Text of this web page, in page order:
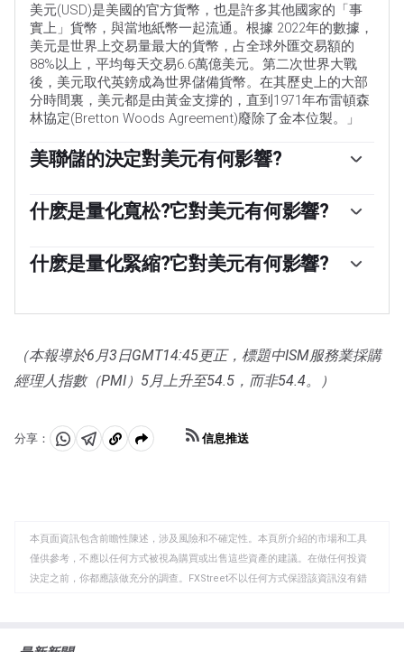
美元(USD)是美國的官方貨幣，也是許多其他國家的「事
實上」貨幣，與當地紙幣一起流通。根據 2022年的數據，
美元是世界上交易量最大的貨幣，占全球外匯交易額的
88%以上，平均每天交易6.6萬億美元。第二次世界大戰
後，美元取代英鎊成為世界儲備貨幣。在其歷史上的大部
分時間裏，美元都是由黃金支撐的，直到1971年布雷頓森
林協定(Bretton Woods Agreement)廢除了金本位製。」
美聯儲的決定對美元有何影響?
美聯儲(Fed)決定的。美聯儲有兩項任務:實現物價穩定(控
製通脹)和促進充分就業。它實現這兩個目標的主要工具是
目標時，美聯儲將加息，這有助於美元升值。當通貨膨脹
率低於2%或失業率過高時，美聯儲可能會降低利率，這將
什麽是量化寬松?它對美元有何影響?
政策。量化寬松是美聯儲在陷入困境的金融體系中大幅增
加信貸流動的過程。這是一種非標準的政策措施，用於信
憂)。當僅僅降低利率不太可能達到必要的效果時，這是最
縮的首選武器。它涉及到美聯儲印刷更多的美元，並用這
些美元主要從金融機構購買美國政府債券。量化寬松通常
會導致美元走軟。」
什麽是量化緊縮?它對美元有何影響?
構購買債券，不再將其持有的到期債券的本金再投資於新
（本報導於6月3日GMT14:45更正，標題中ISM服務業採購
經理人指數（PMI）5月上升至54.5，而非54.4。）
分享：
分 分 複
板
信息推送
本頁面資訊包含前瞻性陳述，涉及風險和不確定性。本頁所介紹的市場和工具
僅供參考，不應以任何方式被視為購買或出售這些資產的建議。在做任何投資
決定之前，你都應該做充分的調查。FXStreet不以任何方式保證該資訊沒有錯